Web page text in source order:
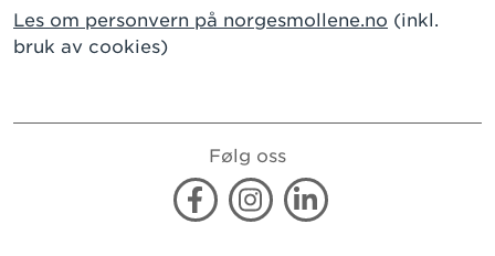
Les om personvern på norgesmollene.no (inkl.
bruk av cookies)
Følg oss
FacebookInstagramLinkedin